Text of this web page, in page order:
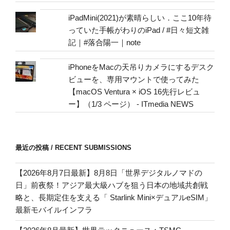
iPadMini(2021)が素晴らしい．ここ10年待
っていた手帳がわりのiPad / #日々短文雑
記｜#落合陽一｜note
iPhoneをMacの天吊りカメラにするデスク
ビューを、専用マウントで使ってみた
【macOS Ventura × iOS 16先行レビュ
ー】（1/3 ページ） - ITmedia NEWS
最近の投稿 / RECENT SUBMISSIONS
【2026年8月7日最新】8月8日「世界デジタルノマドの
日」前夜祭！アジア最大級ハブを狙う日本の地域共創戦
略と、長期定住を支える「 Starlink Mini×デュアルeSIM」
最新モバイルインフラ